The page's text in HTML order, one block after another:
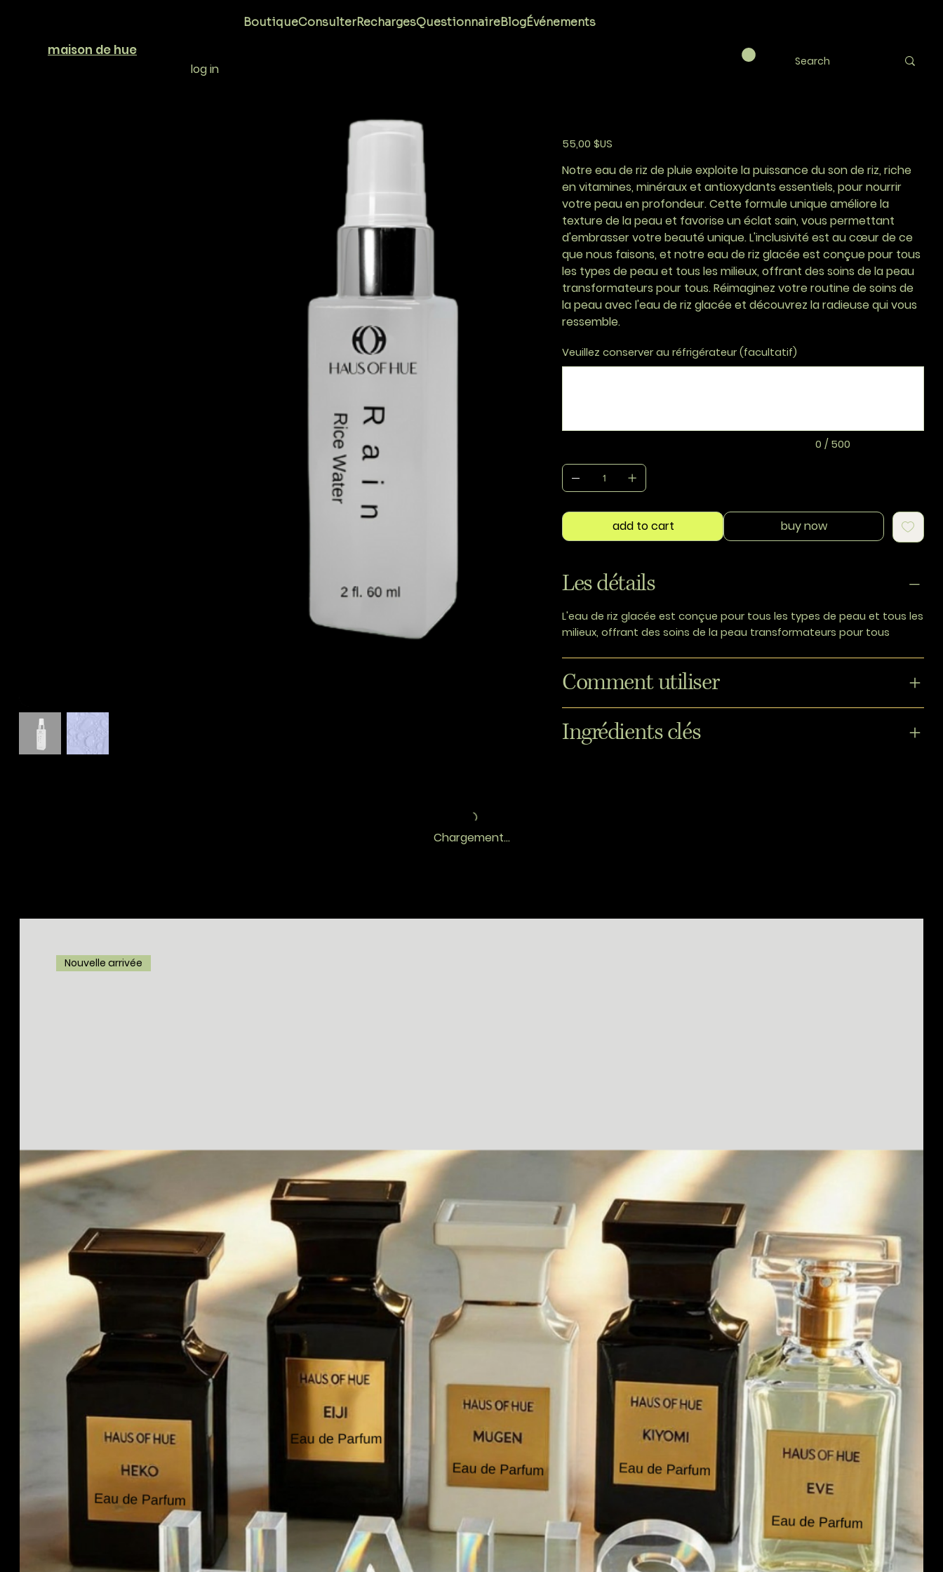
BoutiqueConsulterRechargesQuestionnaireBlogÉvénements
maison de hue
log in
Eau de pluie de riz
Prix
55,00 $US
Notre eau de riz de pluie exploite la puissance du son de riz, riche
en vitamines, minéraux et antioxydants essentiels, pour nourrir
votre peau en profondeur. Cette formule unique améliore la
texture de la peau et favorise un éclat sain, vous permettant
d'embrasser votre beauté unique. L'inclusivité est au cœur de ce
que nous faisons, et notre eau de riz glacée est conçue pour tous
les types de peau et tous les milieux, offrant des soins de la peau
transformateurs pour tous. Réimaginez votre routine de soins de
la peau avec l'eau de riz glacée et découvrez la radieuse qui vous
ressemble.
Veuillez conserver au réfrigérateur (facultatif)
0 / 500
add to cart buy now
Les détails
L'eau de riz glacée est conçue pour tous les types de peau et tous les
milieux, offrant des soins de la peau transformateurs pour tous
Comment utiliser
Ingrédients clés
Chargement...
Nouvelle arrivée